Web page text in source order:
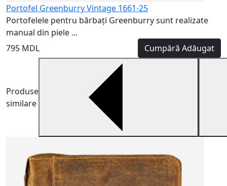
Portofel Greenburry Vintage 1661-25
Portofelele pentru bărbați Greenburry sunt realizate
manual din piele ...
795 MDL
Cumpără Adăugat
Produse
similare